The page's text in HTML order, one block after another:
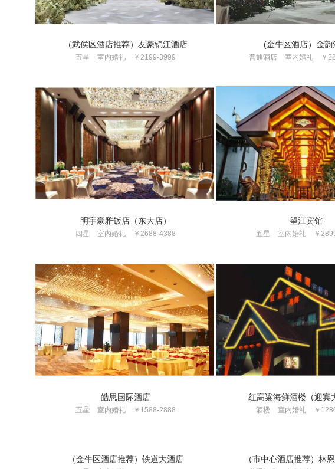
（武侯区酒店推荐）友豪锦江酒店
五星 室内婚礼 ￥2199-3999
(金牛区酒店）金韵
普通酒店 室内婚礼 ￥
明宇豪雅饭店（东大店）
四星 室内婚礼 ￥2688-4388
望江宾馆
五星 室内婚礼 ￥
皓思国际酒店
五星 室内婚礼 ￥1588-2888
红高粱海鲜酒楼（迎宾
酒楼 室内婚礼 ￥